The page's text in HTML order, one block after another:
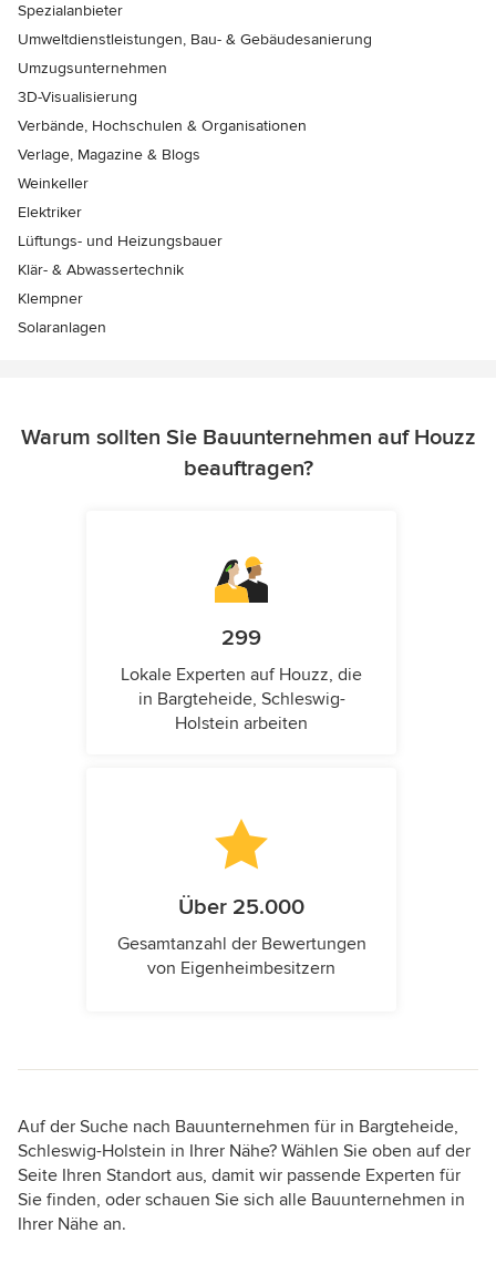
Spezialanbieter
Umweltdienstleistungen, Bau- & Gebäudesanierung
Umzugsunternehmen
3D-Visualisierung
Verbände, Hochschulen & Organisationen
Verlage, Magazine & Blogs
Weinkeller
Elektriker
Lüftungs- und Heizungsbauer
Klär- & Abwassertechnik
Klempner
Solaranlagen
Warum sollten Sie Bauunternehmen auf Houzz
beauftragen?
299
Lokale Experten auf Houzz, die
in Bargteheide, Schleswig-
Holstein arbeiten
Über 25.000
Gesamtanzahl der Bewertungen
von Eigenheimbesitzern
Auf der Suche nach Bauunternehmen für in Bargteheide,
Schleswig-Holstein in Ihrer Nähe? Wählen Sie oben auf der
Seite Ihren Standort aus, damit wir passende Experten für
Sie finden, oder schauen Sie sich alle Bauunternehmen in
Ihrer Nähe an.